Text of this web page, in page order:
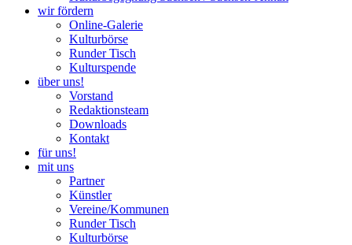
wir fördern
Online-Galerie
Kulturbörse
Runder Tisch
Kulturspende
über uns!
Vorstand
Redaktionsteam
Downloads
Kontakt
für uns!
mit uns
Partner
Künstler
Vereine/Kommunen
Runder Tisch
Kulturbörse